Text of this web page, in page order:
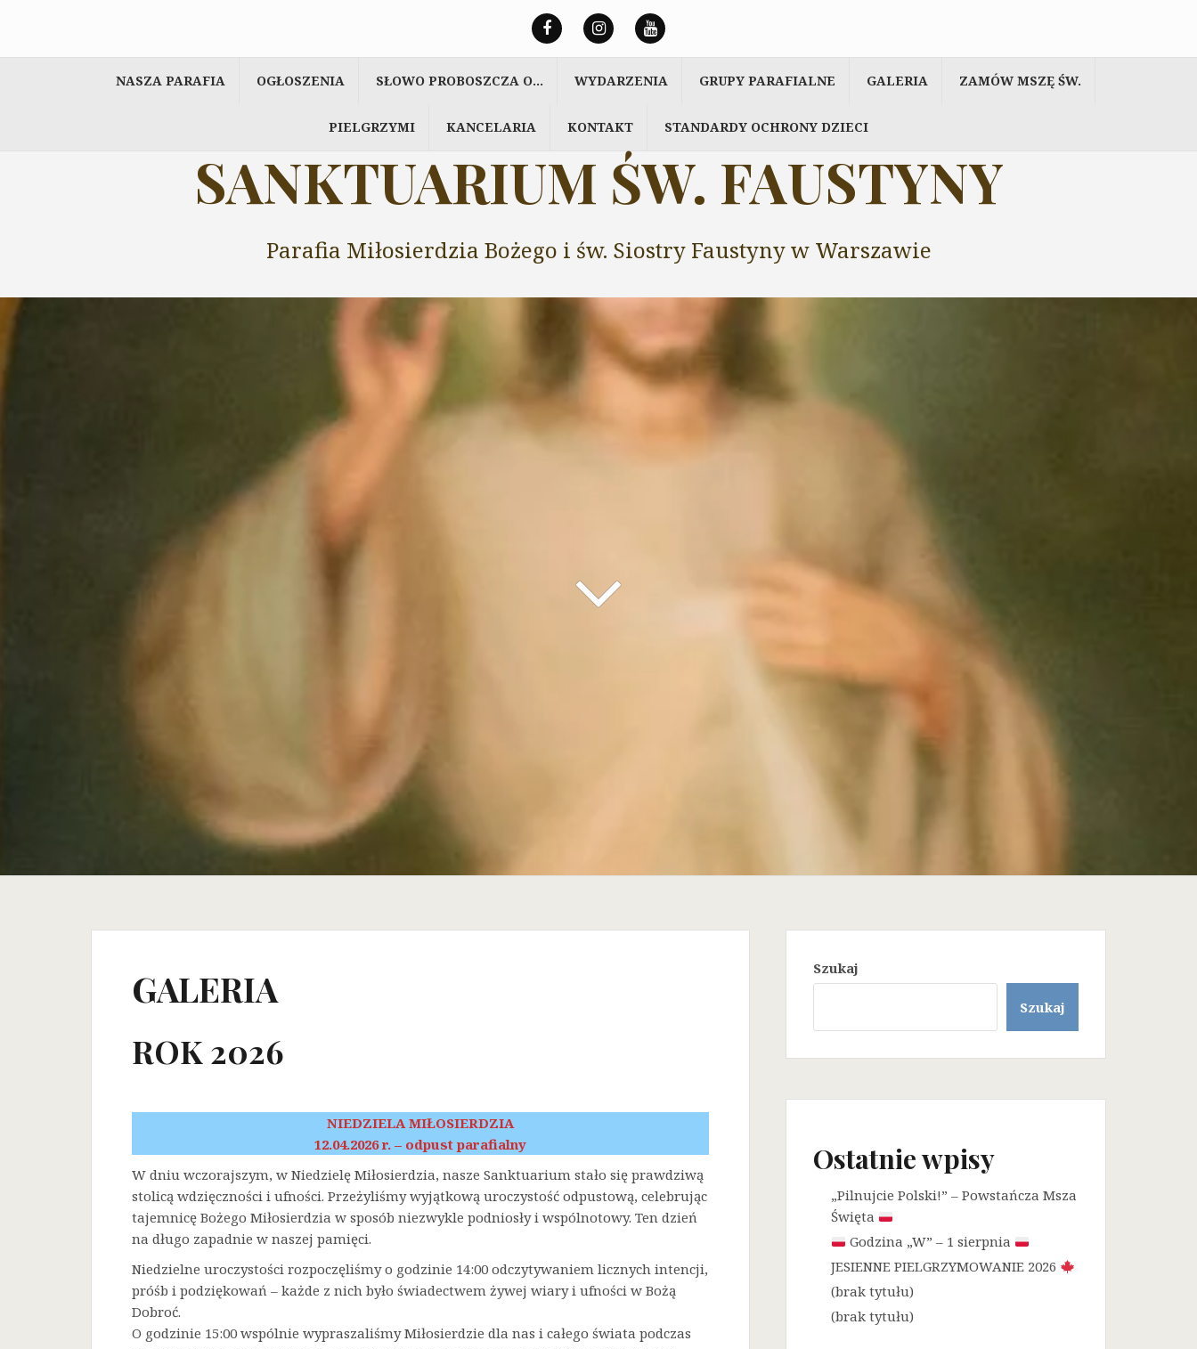
treści
NASZA PARAFIA OGŁOSZENIA SŁOWO PROBOSZCZA O… WYDARZENIA GRUPY PARAFIALNE GALERIA ZAMÓW MSZĘ ŚW.
PIELGRZYMI KANCELARIA KONTAKT STANDARDY OCHRONY DZIECI
SANKTUARIUM ŚW. FAUSTYNY
Parafia Miłosierdzia Bożego i św. Siostry Faustyny w Warszawie
GALERIA
ROK 2026
NIEDZIELA MIŁOSIERDZIA
12.04.2026 r. – odpust parafialny
W dniu wczorajszym, w Niedzielę Miłosierdzia, nasze Sanktuarium stało się prawdziwą
stolicą wdzięczności i ufności. Przeżyliśmy wyjątkową uroczystość odpustową, celebrując
tajemnicę Bożego Miłosierdzia w sposób niezwykle podniosły i wspólnotowy. Ten dzień
na długo zapadnie w naszej pamięci.
Niedzielne uroczystości rozpoczęliśmy o godzinie 14:00 odczytywaniem licznych intencji,
próśb i podziękowań – każde z nich było świadectwem żywej wiary i ufności w Bożą
Dobroć.
O godzinie 15:00 wspólnie wypraszaliśmy Miłosierdzie dla nas i całego świata podczas
Szukaj
Szukaj
Ostatnie wpisy
„Pilnujcie Polski!” – Powstańcza Msza
Święta
Godzina „W” – 1 sierpnia
JESIENNE PIELGRZYMOWANIE 2026
(brak tytułu)
(brak tytułu)